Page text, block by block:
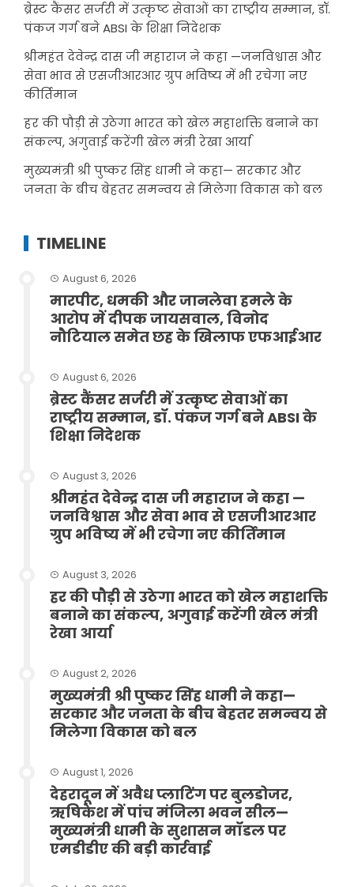
ब्रेस्ट कैंसर सर्जरी में उत्कृष्ट सेवाओं का राष्ट्रीय सम्मान, डॉ.
पंकज गर्ग बने ABSI के शिक्षा निदेशक
श्रीमहंत देवेन्द्र दास जी महाराज ने कहा —जनविश्वास और
सेवा भाव से एसजीआरआर ग्रुप भविष्य में भी रचेगा नए
कीर्तिमान
हर की पौड़ी से उठेगा भारत को खेल महाशक्ति बनाने का
संकल्प, अगुवाई करेंगी खेल मंत्री रेखा आर्या
मुख्यमंत्री श्री पुष्कर सिंह धामी ने कहा— सरकार और
जनता के बीच बेहतर समन्वय से मिलेगा विकास को बल
TIMELINE
August 6, 2026
मारपीट, धमकी और जानलेवा हमले के
आरोप में दीपक जायसवाल, विनोद
नौटियाल समेत छह के खिलाफ एफआईआर
August 6, 2026
ब्रेस्ट कैंसर सर्जरी में उत्कृष्ट सेवाओं का
राष्ट्रीय सम्मान, डॉ. पंकज गर्ग बने ABSI के
शिक्षा निदेशक
August 3, 2026
श्रीमहंत देवेन्द्र दास जी महाराज ने कहा —
जनविश्वास और सेवा भाव से एसजीआरआर
ग्रुप भविष्य में भी रचेगा नए कीर्तिमान
August 3, 2026
हर की पौड़ी से उठेगा भारत को खेल महाशक्ति
बनाने का संकल्प, अगुवाई करेंगी खेल मंत्री
रेखा आर्या
August 2, 2026
मुख्यमंत्री श्री पुष्कर सिंह धामी ने कहा—
सरकार और जनता के बीच बेहतर समन्वय से
मिलेगा विकास को बल
August 1, 2026
देहरादून में अवैध प्लाटिंग पर बुलडोजर,
ऋषिकेश में पांच मंजिला भवन सील—
मुख्यमंत्री धामी के सुशासन मॉडल पर
एमडीडीए की बड़ी कार्रवाई